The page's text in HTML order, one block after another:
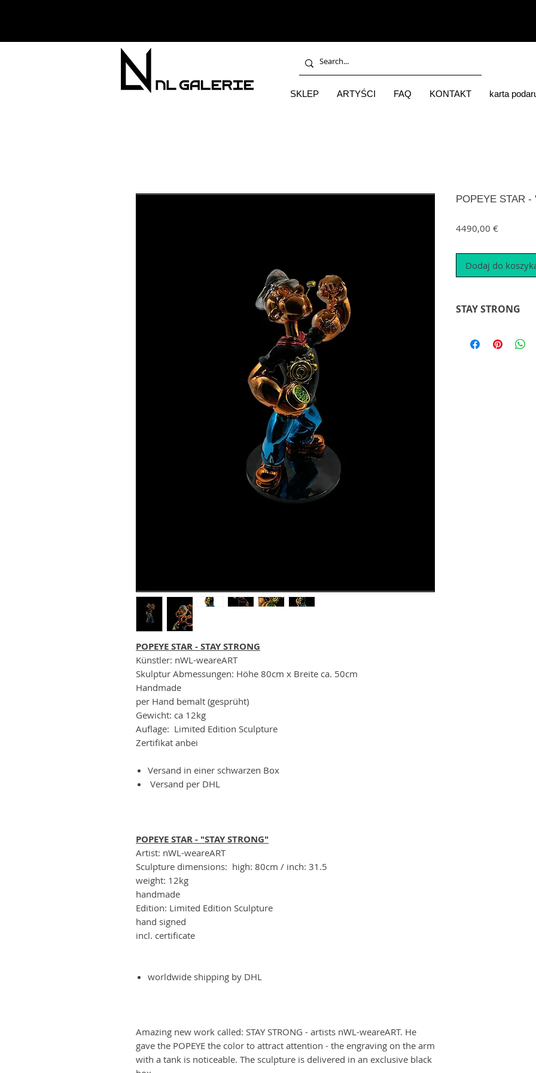
SKLEP ARTYŚCI FAQ KONTAKT karta
POPEYE STAR - STAY STRONG
Künstler: nWL-weareART
Skulptur Abmessungen: Höhe 80cm x Breite ca. 50cm
Handmade
per Hand bemalt (gesprüht)
Gewicht: ca 12kg
Auflage: Limited Edition Sculpture
Zertifikat anbei
Versand in einer schwarzen Box
Versand per DHL
POPEYE STAR - "STAY STRONG"
Artist: nWL-weareART
Sculpture dimensions: high: 80cm / inch: 31.5
weight: 12kg
handmade
Edition: Limited Edition Sculpture
hand signed
incl. certificate
worldwide shipping by DHL
Amazing new work called: STAY STRONG - artists nWL-weareART. He
gave the POPEYE the color to attract attention - the engraving on the arm
with a tank is noticeable. The sculpture is delivered in an exclusive black
POPEYE STAR -
4490,00 €Cena
Dodaj do
STAY STRONG
erstellte die